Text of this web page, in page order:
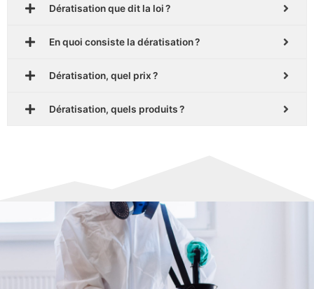
Dératisation que dit la loi ?
En quoi consiste la dératisation ?
Dératisation, quel prix ?
Dératisation, quels produits ?